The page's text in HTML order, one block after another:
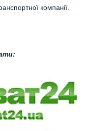
компанії.